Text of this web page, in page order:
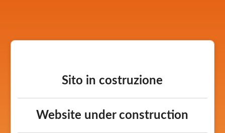
Sito in costruzione
Website under construction